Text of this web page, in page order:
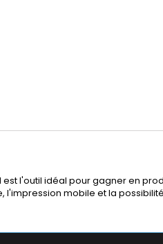
l'outil idéal pour gagner en
mobile et la